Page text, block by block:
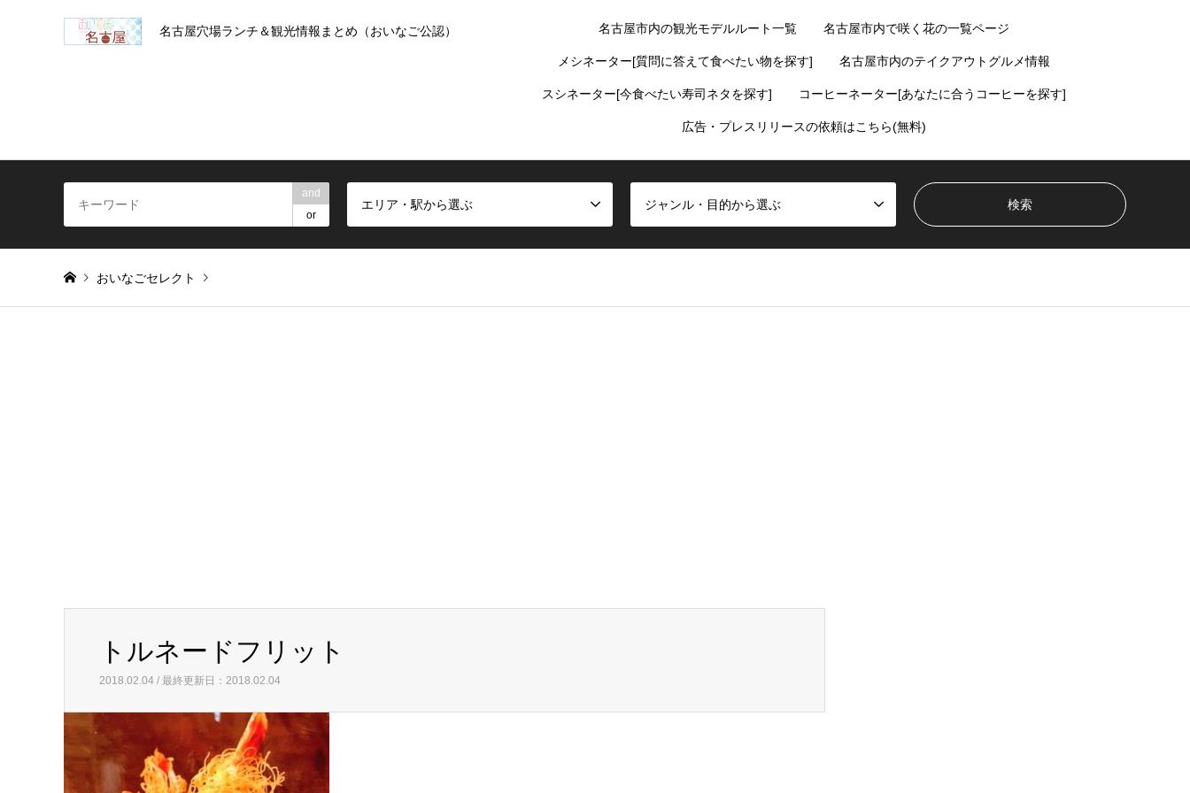
名古屋穴場ランチ＆観光情報まとめ（おいなご公認） 名古屋市内の観光モデルルート一覧 名古屋市内で咲く花の一覧ページ
メシネーター[質問に答えて食べたい物を探す] 名古屋市内のテイクアウトグルメ情報
スシネーター[今食べたい寿司ネタを探す] コーヒーネーター[あなたに合うコーヒーを探す]
広告・プレスリリースの依頼はこちら(無料)
and
or
エリア・駅から選ぶ ジャンル・目的から選ぶ
おいなごセレクト
トルネードフリット
2018.02.04 / 最終更新日：2018.02.04